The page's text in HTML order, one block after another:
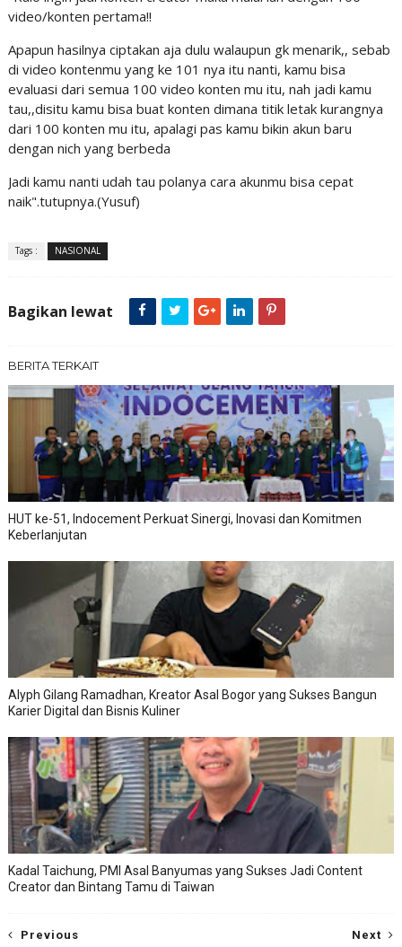
video/konten pertama!!
Apapun hasilnya ciptakan aja dulu walaupun gk menarik,, sebab
di video kontenmu yang ke 101 nya itu nanti, kamu bisa
evaluasi dari semua 100 video konten mu itu, nah jadi kamu
tau,,disitu kamu bisa buat konten dimana titik letak kurangnya
dari 100 konten mu itu, apalagi pas kamu bikin akun baru
dengan nich yang berbeda
Jadi kamu nanti udah tau polanya cara akunmu bisa cepat
naik".tutupnya.(Yusuf)
Tags : NASIONAL
Bagikan lewat
BERITA TERKAIT
HUT ke-51, Indocement Perkuat Sinergi, Inovasi dan Komitmen
Keberlanjutan
Alyph Gilang Ramadhan, Kreator Asal Bogor yang Sukses Bangun
Karier Digital dan Bisnis Kuliner
Kadal Taichung, PMI Asal Banyumas yang Sukses Jadi Content
Creator dan Bintang Tamu di Taiwan
Next
Previous